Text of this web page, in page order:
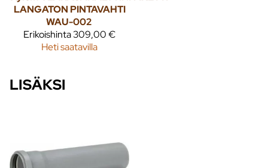
LANGATON PINTAVAHTI
WAU-002
Erikoishinta309,00 €
Heti saatavilla
LISÄKSI